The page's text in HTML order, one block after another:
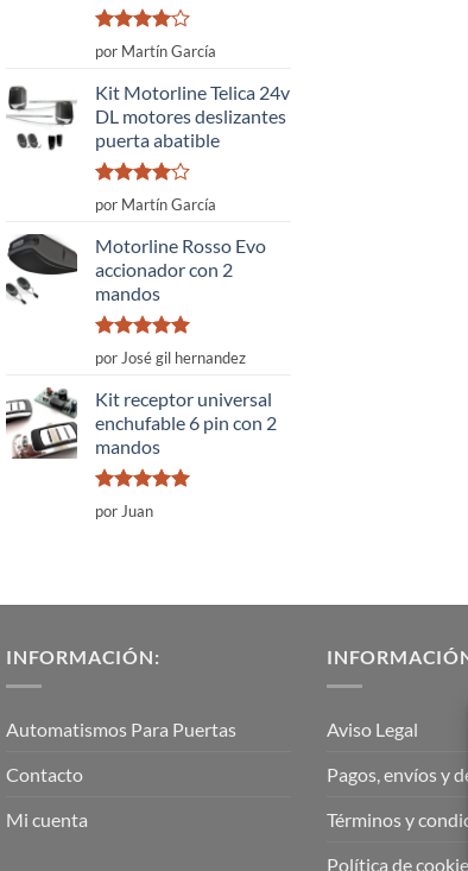
Valorado
con
5
por Martín García
Kit Motorline Telica 24v
DL motores deslizantes
puerta abatible
Valorado
con
5
por Martín García
Motorline Rosso Evo
accionador con 2
mandos
Valorado
con
de 5
por José gil hernandez
Kit receptor universal
enchufable 6 pin con 2
mandos
Valorado
con
por Juan
INFORMACIÓN:
Automatismos Para Puertas
Contacto
Mi cuenta
Aviso Legal
Pagos, envíos y
Términos y
Política de